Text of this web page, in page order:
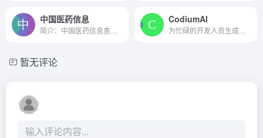
中国医药信息 CodiumAI
暂无评论